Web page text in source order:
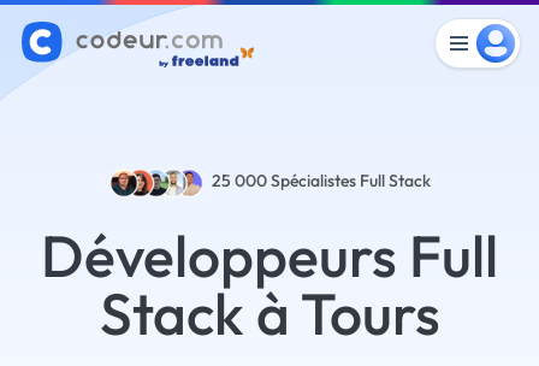
25 000Spécialistes Full Stack
Développeurs Full
Stack à Tours